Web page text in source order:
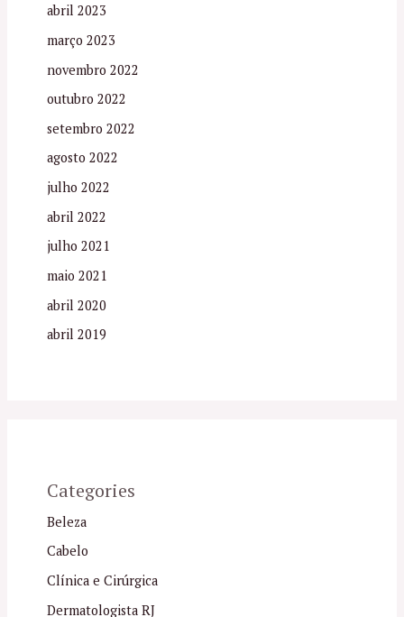
abril 2023
março 2023
novembro 2022
outubro 2022
setembro 2022
agosto 2022
julho 2022
abril 2022
julho 2021
maio 2021
abril 2020
abril 2019
Categories
Beleza
Cabelo
Clínica e Cirúrgica
Dermatologista RJ